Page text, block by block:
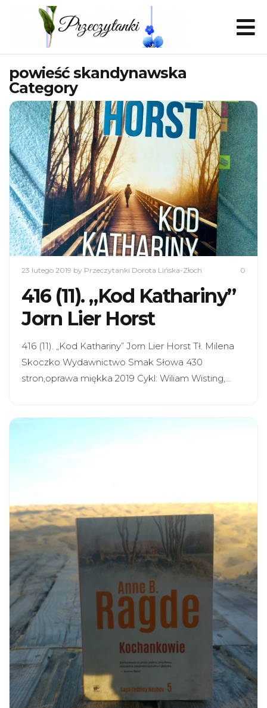
powieść skandynawska
Category
23 lutego 2019 by Przeczytanki Dorota Lińska-Złoch 0
416 (11). „Kod Kathariny”
Jorn Lier Horst
416 (11). „Kod Kathariny” Jorn Lier Horst Tł. Milena
Skoczko Wydawnictwo Smak Słowa 430
stron,oprawa miękka 2019 Cykl: Wiliam Wisting,…